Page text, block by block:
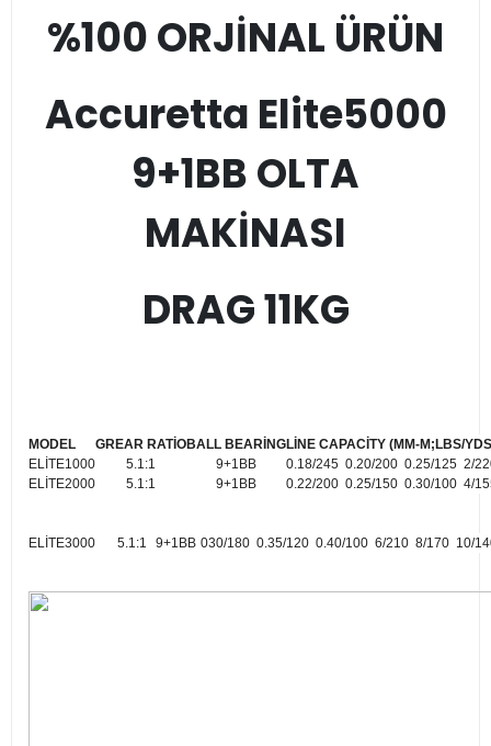
%100 ORJİNAL ÜRÜN
Accuretta Elite5000
9+1BB OLTA
MAKİNASI
DRAG 11KG
MODEL GREAR RATİOBALL BEARİNGLİNE CAPACİTY (MM-M;LBS/YDS
ELİTE1000
5.1:1 9+1BB
0.18/245 0.20/200 0.25/125 2/
ELİTE2000
5.1:1 9+1BB 0.22/200 0.25/150 0.30/100 4/
ELİTE3000 5.1:1 9+1BB 030/180 0.35/120 0.40/100 6/210 8/170 10/